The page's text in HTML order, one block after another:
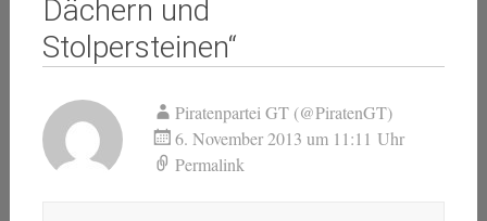
Dächern und
Stolpersteinen“
Piratenpartei GT (@PiratenGT)
6. November 2013 um 11:11 Uhr
Permalink